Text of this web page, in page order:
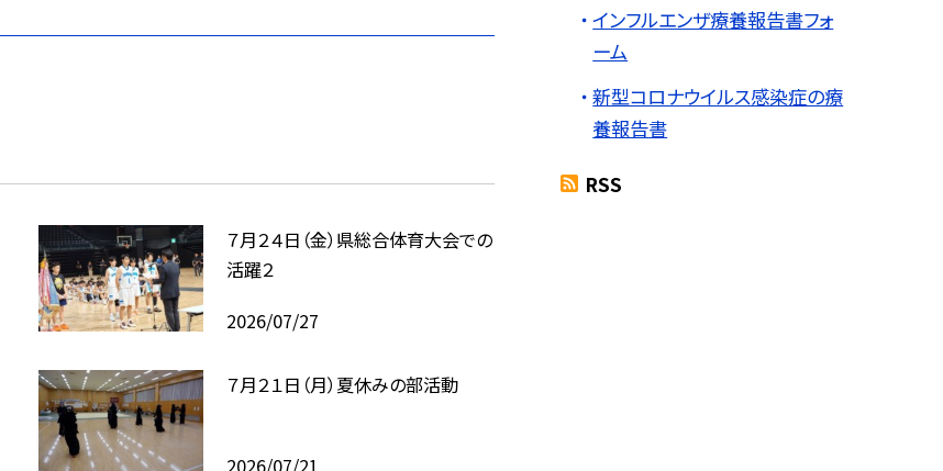
７月２４日（金）県総合体育大会での
活躍２
2026/07/27
７月２１日（月）夏休みの部活動
2026/07/21
インフルエンザ療養報告書フォ
ーム
新型コロナウイルス感染症の療
養報告書
RSS